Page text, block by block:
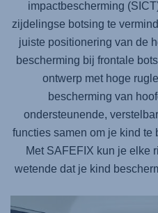
impactbescherming
zijdelingse botsing te
juiste positionering van de
bescherming bij frontale
ontwerp met hoge
bescherming van
ondersteunende,
functies samen om je kind te
Met SAFEFIX kun je elke
wetende dat je kind